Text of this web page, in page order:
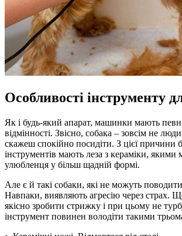
Особливості інструменту
Як і будь-який апарат, машинки мають
відмінності. Звісно, ​​собака – зовсім не
скажеш спокійно посидіти. З цієї причини
інструментів мають леза з кераміки, якими
улюбленця у більш щадній формі.
Але є й такі собаки, які не можуть
Навпаки, виявляють агресію через страх.
якісно зробити стрижку і при цьому не
інструмент повинен володіти такими